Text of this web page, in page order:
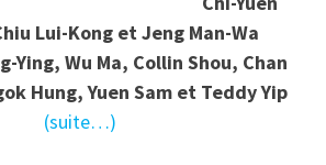
Lui-Kong et Jeng Man-Wa
Ying, Wu Ma, Collin Shou, Chan
Hung, Yuen Sam et Teddy Yip
(suite…)